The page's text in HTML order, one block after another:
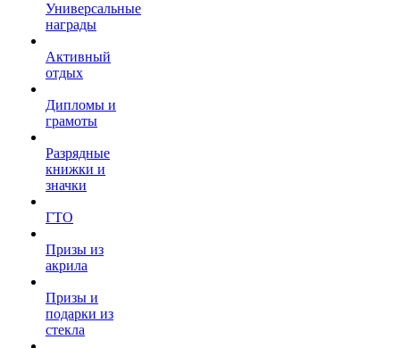
Универсальные
награды
Активный
отдых
Дипломы и
грамоты
Разрядные
книжки и
значки
ГТО
Призы из
акрила
Призы и
подарки из
стекла